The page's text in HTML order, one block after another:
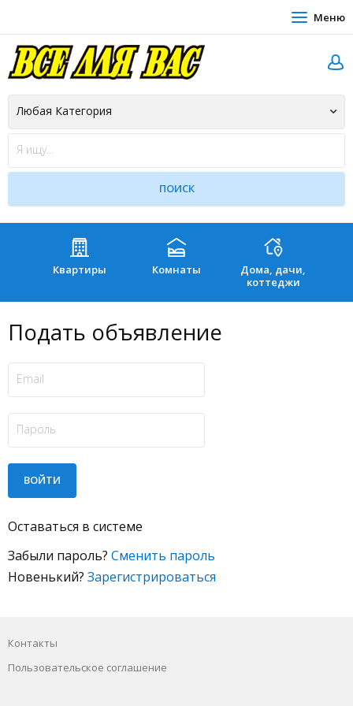
Меню
Квартиры Комнаты
Дома, дачи,
коттеджи
Подать объявление
Оставаться в системе
Забыли пароль? Сменить пароль
Новенький? Зарегистрироваться
Контакты
Пользовательское соглашение